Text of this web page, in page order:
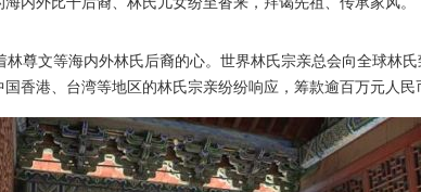
文等海内外林氏后裔的心。世界林氏宗亲总会向全球林氏
香港、台湾等地区的林氏宗亲纷纷响应，筹款逾百万元人民